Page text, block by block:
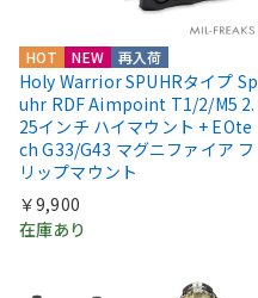
HOT NEW 再入荷
Holy Warrior SPUHRタイプ Sp
uhr RDF Aimpoint T1/2/M5 2.
25インチ ハイマウント + EOte
ch G33/G43 マグニファイア フ
リップマウント
￥9,900
在庫あり